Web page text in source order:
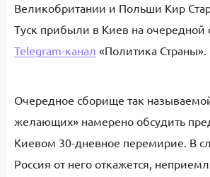
Великобритании и Польши Кир
Туск прибыли в Киев на очередной
Telegram-канал «Политика Страны».
Очередное сборище так
желающих» намерено обсудить
Киевом 30-дневное перемирие. В
Россия от него откажется,